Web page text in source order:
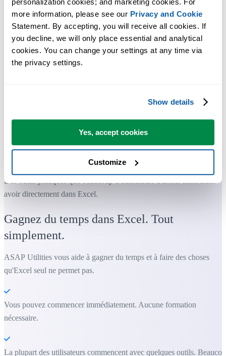
personalization cookies; and marketing cookies. For
more information, please see our Privacy and Cookie
Statement. By accepting, you will receive all cookies. If
you decline, we will only place essential and analytical
cookies. You can change your settings at any time via
the privacy settings.
Show details
Yes, accept cookies
Customize
Des outils pratiques que beaucoup d'utilisateurs d'Excel aimeraient
avoir directement dans Excel.
Gagnez du temps dans Excel. Tout
simplement.
ASAP Utilities vous aide à gagner du temps et à faire des choses
qu'Excel seul ne permet pas.
Vous pouvez commencer immédiatement. Aucune formation
nécessaire.
La plupart des utilisateurs commencent avec quelques outils.